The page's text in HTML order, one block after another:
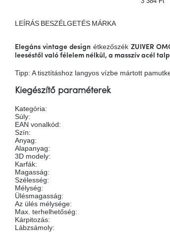
LEÍRÁS BESZÉLGETÉS MÁRKA
Elegáns vintage design étkezőszék ZUIVER
leeséstől való félelem nélkül, a masszív acél
Tipp: A tisztításhoz langyos vízbe mártott
Kiegészítő paraméterek
Kategória:
Súly:
EAN vonalkód:
Szín:
Anyag:
Alapanyag:
3D modely:
Karfák:
Magasság:
Szélesség:
Mélység:
Ülésmagasság:
Az ülés mélysége:
Max. terhelhetőség:
Kárpitozás:
Lábzsámoly: